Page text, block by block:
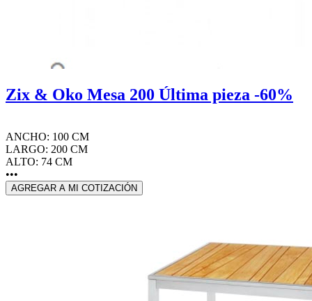
Zix & Oko Mesa 200 Última pieza -60%
ANCHO: 100 CM
LARGO: 200 CM
ALTO: 74 CM
•••
AGREGAR A MI COTIZACIÓN